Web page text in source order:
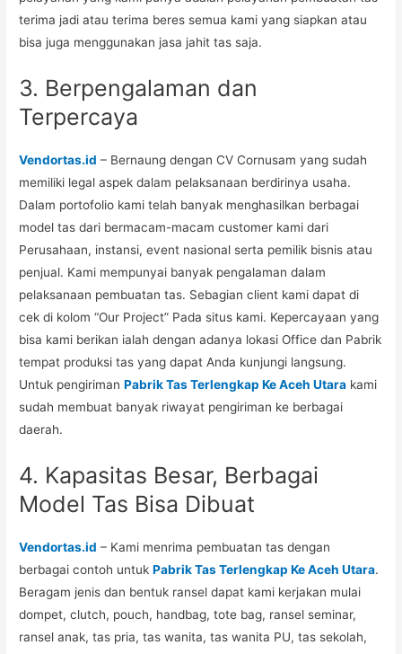
terima jadi atau terima beres semua kami yang siapkan atau
bisa juga menggunakan jasa jahit tas saja.
3. Berpengalaman dan
Terpercaya
Vendortas.id – Bernaung dengan CV Cornusam yang sudah
memiliki legal aspek dalam pelaksanaan berdirinya usaha.
Dalam portofolio kami telah banyak menghasilkan berbagai
model tas dari bermacam-macam customer kami dari
Perusahaan, instansi, event nasional serta pemilik bisnis atau
penjual. Kami mempunyai banyak pengalaman dalam
pelaksanaan pembuatan tas. Sebagian client kami dapat di
cek di kolom “Our Project” Pada situs kami. Kepercayaan yang
bisa kami berikan ialah dengan adanya lokasi Office dan Pabrik
tempat produksi tas yang dapat Anda kunjungi langsung.
Untuk pengirimanPabrik Tas Terlengkap Ke Aceh Utara kami
sudah membuat banyak riwayat pengiriman ke berbagai
daerah.
4. Kapasitas Besar, Berbagai
Model Tas Bisa Dibuat
Vendortas.id – Kami menrima pembuatan tas dengan
berbagai contoh untukPabrik Tas Terlengkap Ke Aceh Utara.
Beragam jenis dan bentuk ransel dapat kami kerjakan mulai
dompet, clutch, pouch, handbag, tote bag, ransel seminar,
ransel anak, tas pria, tas wanita, tas wanita PU, tas sekolah,